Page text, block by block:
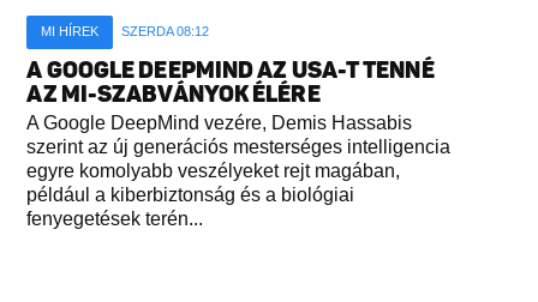
MI HÍREK SZERDA 08:12
A GOOGLE DEEPMIND AZ USA-T TENNÉ
AZ MI-SZABVÁNYOK ÉLÉRE
A Google DeepMind vezére, Demis Hassabis
szerint az új generációs mesterséges intelligencia
egyre komolyabb veszélyeket rejt magában,
például a kiberbiztonság és a biológiai
fenyegetések terén...